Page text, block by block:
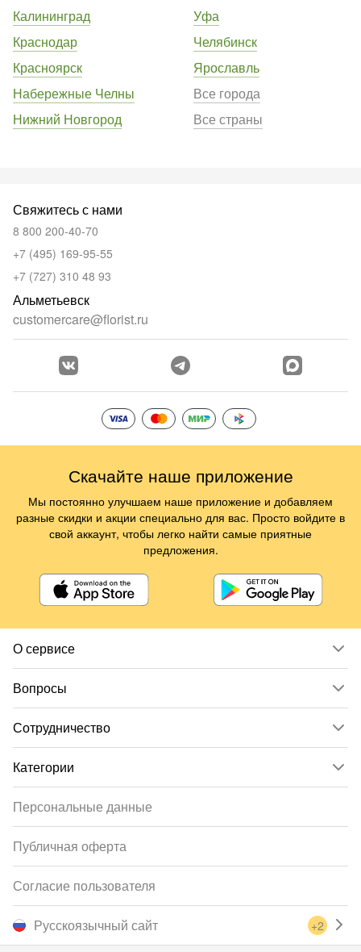
Калининград
Краснодар
Красноярск
Набережные Челны
Нижний Новгород
Уфа
Челябинск
Ярославль
Все города
Все страны
О сервисе
Вопросы
Сотрудничество
Категории
Свяжитесь с нами
8 800 200-40-70
+7 (495) 169-95-55
+7 (727) 310 48 93
Альметьевск
customercare@florist.ru
Русскоязычный сайт +2
Персональные данные
Публичная оферта
Согласие пользователя
Скачайте наше приложение
Мы постоянно улучшаем наше приложение и добавляем
разные скидки и акции специально для вас. Просто войдите в
свой аккаунт, чтобы легко найти самые приятные
предложения.